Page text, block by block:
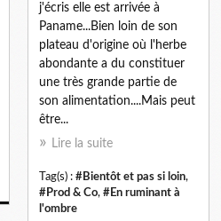
j'écris elle est arrivée à
Paname...Bien loin de son
plateau d'origine où l'herbe
abondante a du constituer
une très grande partie de
son alimentation....Mais peut
être...
Lire la suite
Tag(s) : #Bientôt et pas si loin,
#Prod & Co, #En ruminant à
l'ombre